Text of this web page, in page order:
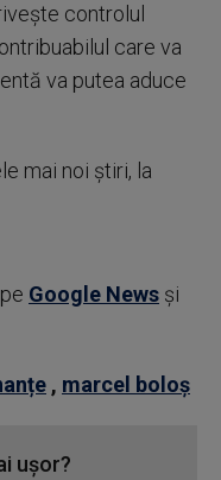
controlul
care va
va putea aduce
mai noi știri, la
Google News şi
, marcel boloș
ușor?